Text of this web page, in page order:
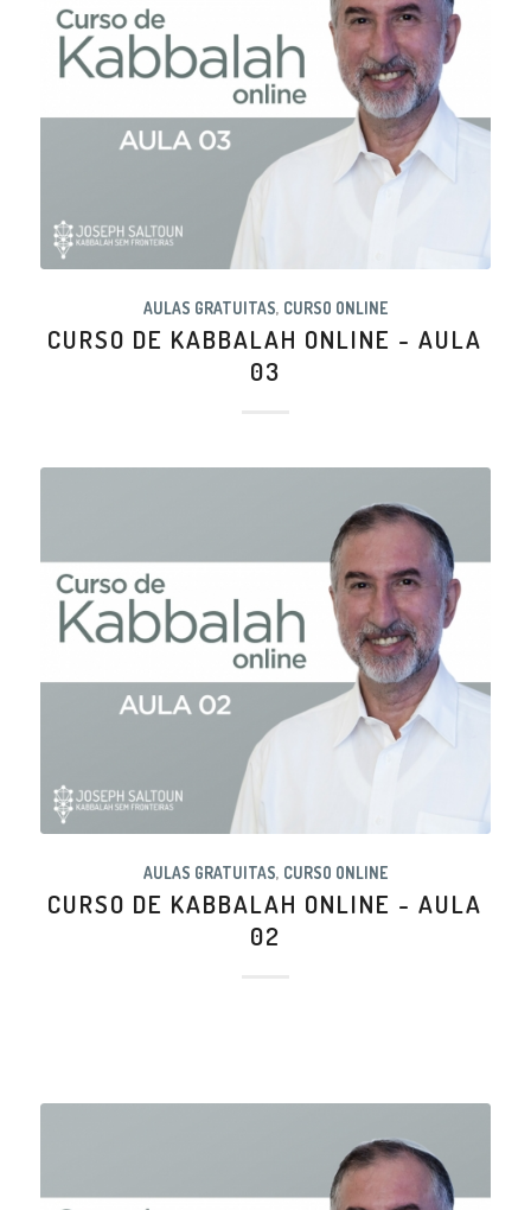
AULAS GRATUITAS, CURSO ONLINE
CURSO DE KABBALAH ONLINE - AULA
03
AULAS GRATUITAS, CURSO ONLINE
CURSO DE KABBALAH ONLINE - AULA
02